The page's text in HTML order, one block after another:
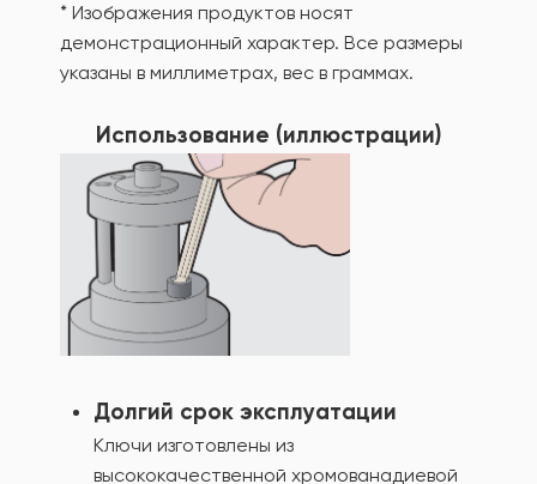
* Изображения продуктов носят
демонстрационный характер. Все размеры
указаны в миллиметрах, вес в граммах.
Использование (иллюстрации)
Долгий срок эксплуатации
Ключи изготовлены из
высококачественной хромованадиевой